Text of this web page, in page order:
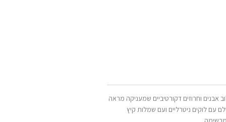
אבנים וחרוזים דקורטיביים שמעניקה מראה
עם לוקים ניטרליים ועם שמלות קיץ